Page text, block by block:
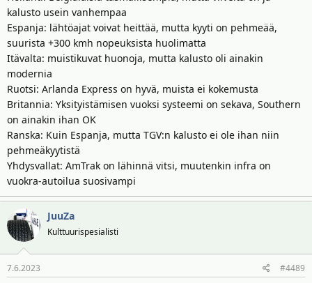
kalusto usein vanhempaa
Espanja: lähtöajat voivat heittää, mutta kyyti on pehmeää,
suurista +300 kmh nopeuksista huolimatta
Itävalta: muistikuvat huonoja, mutta kalusto oli ainakin
modernia
Ruotsi: Arlanda Express on hyvä, muista ei kokemusta
Britannia: Yksityistämisen vuoksi systeemi on sekava, Southern
on ainakin ihan OK
Ranska: Kuin Espanja, mutta TGV:n kalusto ei ole ihan niin
pehmeäkyytistä
Yhdysvallat: AmTrak on lähinnä vitsi, muutenkin infra on
vuokra-autoilua suosivampi
JuuZa
Kulttuurispesialisti
7.6.2023 #4489